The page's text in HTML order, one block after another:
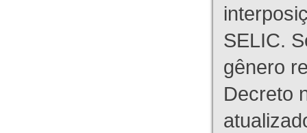
SELIC.
gênero
Decreto